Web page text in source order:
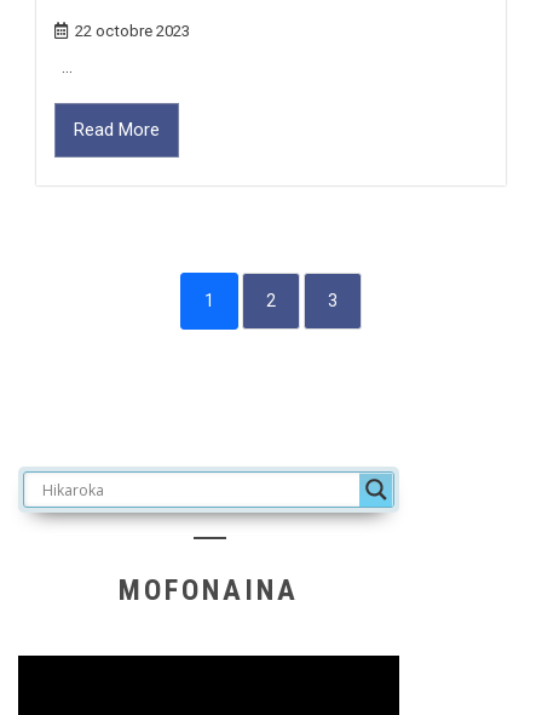
22 octobre 2023
Read More
1 2 3
MOFONAINA